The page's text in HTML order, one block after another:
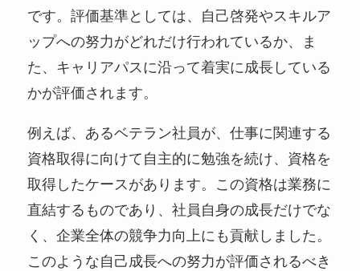
です。評価基準としては、自己啓発やスキルア
ップへの努力がどれだけ行われているか、ま
た、キャリアパスに沿って着実に成長している
かが評価されます。
例えば、あるベテラン社員が、仕事に関連する
資格取得に向けて自主的に勉強を続け、資格を
取得したケースがあります。この資格は業務に
直結するものであり、社員自身の成長だけでな
く、企業全体の競争力向上にも貢献しました。
このような自己成長への努力が評価されるべき